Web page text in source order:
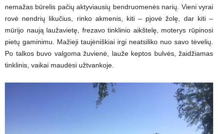
nemažas būrelis pačių aktyviausių bendruomenės narių. Vieni vyrai
rovė nendrių likučius, rinko akmenis, kiti – pjovė žolę, dar kiti –
mūrijo naują laužavietę, frezavo tinklinio aikštelę, moterys rūpinosi
pietų gaminimu. Mažieji taujėniškiai irgi neatsiliko nuo savo tėvelių.
Po talkos buvo valgoma žuvienė, lauže keptos bulvės, žaidžiamas
tinklinis, vaikai maudėsi užtvankoje.